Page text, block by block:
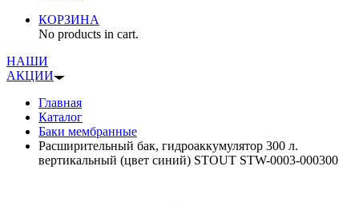
КОРЗИНА
No products in cart.
НАШИ
АКЦИИ
Главная
Каталог
Баки мембранные
Расширительный бак, гидроаккумулятор 300 л.
вертикальный (цвет синий) STOUT STW-0003-000300